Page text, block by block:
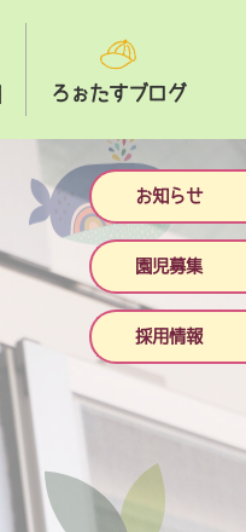
お知らせ
園児募集
採用情報
ろぉたすブログ